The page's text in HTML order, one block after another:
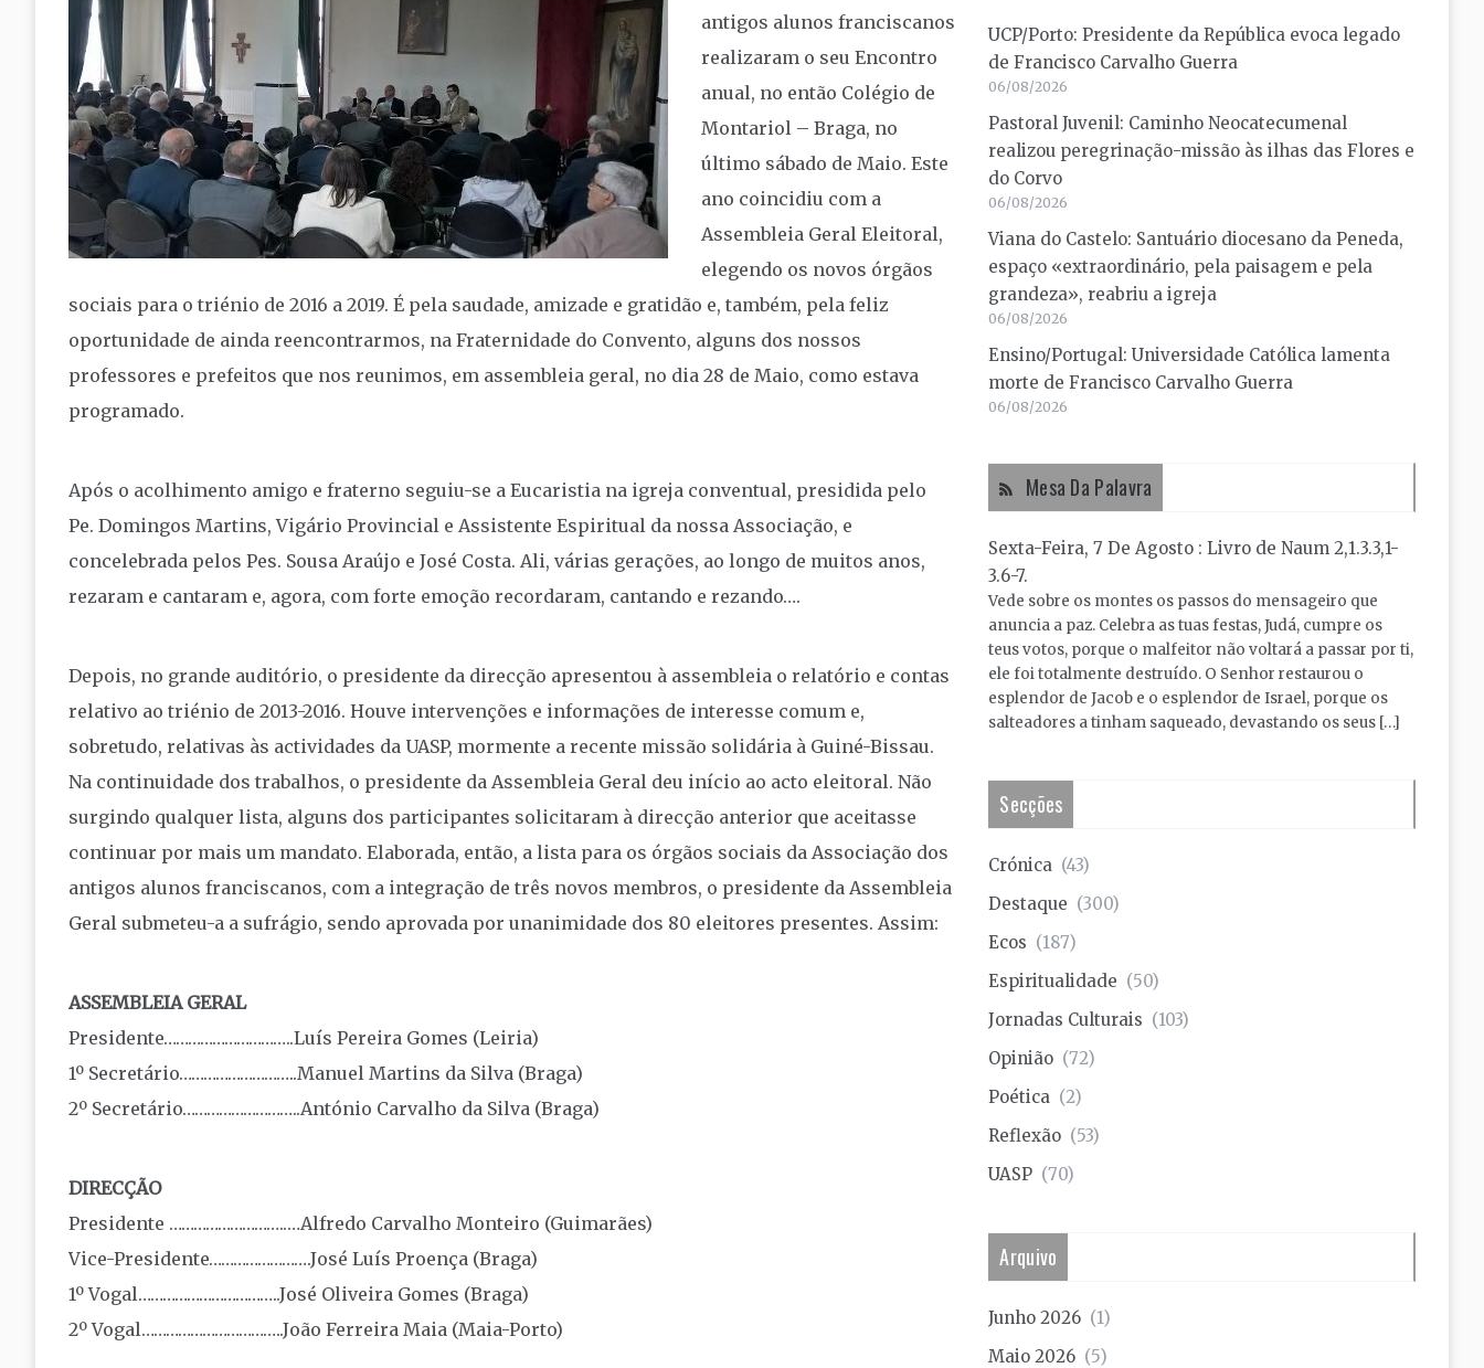
antigos alunos franciscanos
realizaram o seu Encontro
anual, no então Colégio de
Montariol – Braga, no
último sábado de Maio. Este
ano coincidiu com a
Assembleia Geral Eleitoral,
elegendo os novos órgãos
sociais para o triénio de 2016 a 2019. É pela saudade, amizade e gratidão e, também, pela feliz
oportunidade de ainda reencontrarmos, na Fraternidade do Convento, alguns dos nossos
professores e prefeitos que nos reunimos, em assembleia geral, no dia 28 de Maio, como estava
programado.
Após o acolhimento amigo e fraterno seguiu-se a Eucaristia na igreja conventual, presidida pelo
Pe. Domingos Martins, Vigário Provincial e Assistente Espiritual da nossa Associação, e
concelebrada pelos Pes. Sousa Araújo e José Costa. Ali, várias gerações, ao longo de muitos anos,
rezaram e cantaram e, agora, com forte emoção recordaram, cantando e rezando….
Depois, no grande auditório, o presidente da direcção apresentou à assembleia o relatório e contas
relativo ao triénio de 2013-2016. Houve intervenções e informações de interesse comum e,
sobretudo, relativas às actividades da UASP, mormente a recente missão solidária à Guiné-Bissau.
Na continuidade dos trabalhos, o presidente da Assembleia Geral deu início ao acto eleitoral. Não
surgindo qualquer lista, alguns dos participantes solicitaram à direcção anterior que aceitasse
continuar por mais um mandato. Elaborada, então, a lista para os órgãos sociais da Associação dos
antigos alunos franciscanos, com a integração de três novos membros, o presidente da Assembleia
Geral submeteu-a a sufrágio, sendo aprovada por unanimidade dos 80 eleitores presentes. Assim:
ASSEMBLEIA GERAL
Presidente…………………………..Luís Pereira Gomes (Leiria)
1º Secretário………………………..Manuel Martins da Silva (Braga)
2º Secretário………………………..António Carvalho da Silva (Braga)
DIRECÇÃO
Presidente ………………………..…Alfredo Carvalho Monteiro (Guimarães)
Vice-Presidente…………………….José Luís Proença (Braga)
1º Vogal……………………………..José Oliveira Gomes (Braga)
2º Vogal……………………………..João Ferreira Maia (Maia-Porto)
UCP/Porto: Presidente da República evoca legado
de Francisco Carvalho Guerra
06/08/2026
Pastoral Juvenil: Caminho Neocatecumenal
realizou peregrinação-missão às ilhas das Flores e
do Corvo
06/08/2026
Viana do Castelo: Santuário diocesano da Peneda,
espaço «extraordinário, pela paisagem e pela
grandeza», reabriu a igreja
06/08/2026
Ensino/Portugal: Universidade Católica lamenta
morte de Francisco Carvalho Guerra
06/08/2026
Mesa Da Palavra
Sexta-Feira, 7 De Agosto : Livro de Naum 2,1.3.3,1-
3.6-7.
Vede sobre os montes os passos do mensageiro que
anuncia a paz. Celebra as tuas festas, Judá, cumpre os
teus votos, porque o malfeitor não voltará a passar por ti,
ele foi totalmente destruído. O Senhor restaurou o
esplendor de Jacob e o esplendor de Israel, porque os
salteadores a tinham saqueado, devastando os seus […]
Secções
Crónica (43)
Destaque (300)
Ecos (187)
Espiritualidade (50)
Jornadas Culturais (103)
Opinião (72)
Poética (2)
Reflexão (53)
UASP (70)
Arquivo
Junho 2026 (1)
Maio 2026 (5)